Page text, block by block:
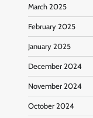
March 2025
February 2025
January 2025
December 2024
November 2024
October 2024